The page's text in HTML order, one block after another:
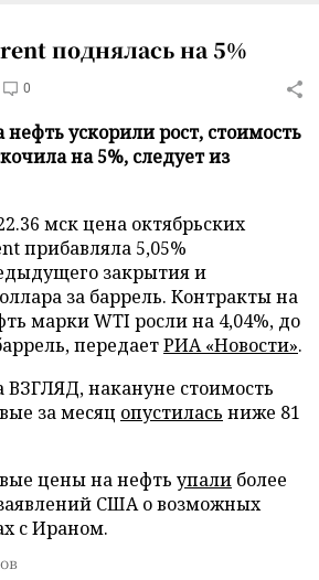
поднялась на 5%
0
ускорили рост, стоимость
на 5%, следует из
мск цена октябрьских
прибавляла 5,05%
закрытия и
за баррель. Контракты на
марки WTI росли на 4,04%, до
передаетРИА «Новости».
ВЗГЛЯД, накануне стоимость
за месяц опустилась ниже 81
цены на нефть упали более
США о возможных
с Ираном.